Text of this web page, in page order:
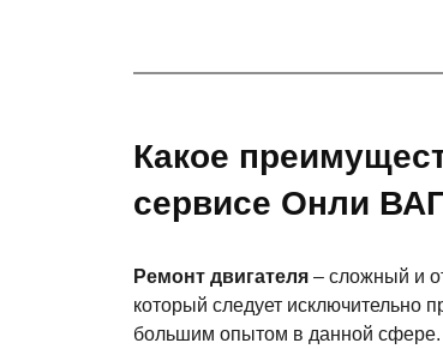
Какое
сервисе Онли
Ремонт двигателя – сложный и
который следует исключительно
большим опытом в данной сфере.